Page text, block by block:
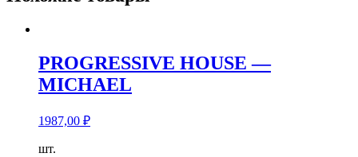
PROGRESSIVE HOUSE —
MICHAEL
1987,00 ₽
Количество
шт.